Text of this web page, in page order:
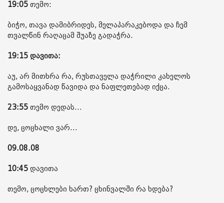
19:05 თემო:
ბიჭო, თავა დამიბრიდეს, მელაპარაკებოდა და ჩემ
თვალწინ რაღაცამ შუაზე გადაჭრა.
19:15 დავითა:
აუ, არ მითხრა რა, რუსთაველა დაჭრილი კახელოს
გამოსაყვანად წავიდა და ნაფლეთებად იქცა.
23:55 თემო დედას...
დე, ცოცხალი ვარ...
09.08.08
10:45 დავითა
თემო, ცოცხლები ხართ? ცხინვალში რა ხდება?